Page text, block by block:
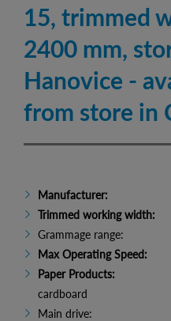
15, trimmed
2400 mm,
Hanovice -
from store in
Manufacturer:
Trimmed working width:
Grammage range:
Max Operating Speed:
Paper Products:
cardboard
Main drive: 2